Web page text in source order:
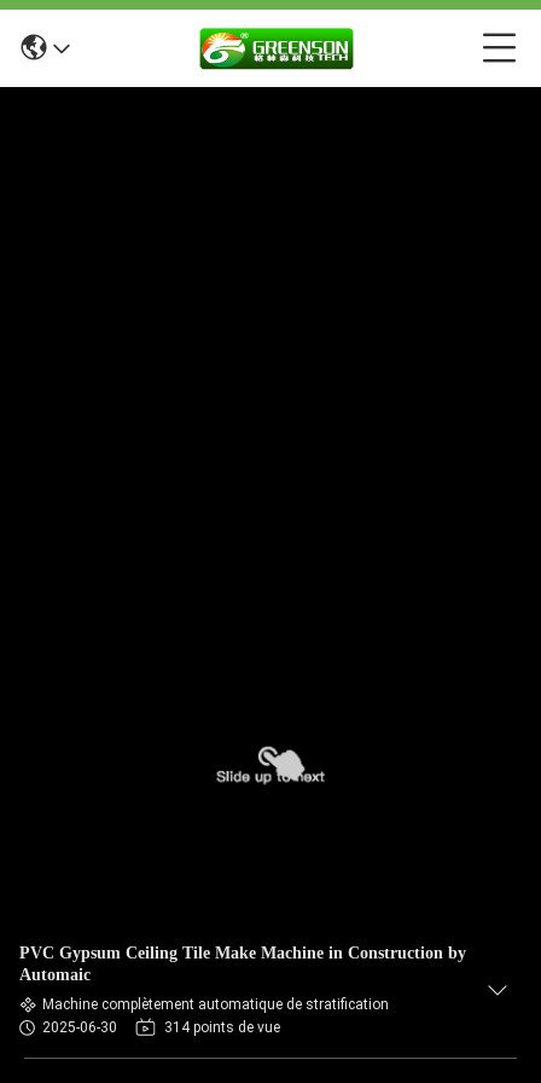
PVC Gypsum Ceiling Tile Make Machine in Construction by
Automaic
Machine complètement automatique de stratification
2025-06-30
314 points de vue